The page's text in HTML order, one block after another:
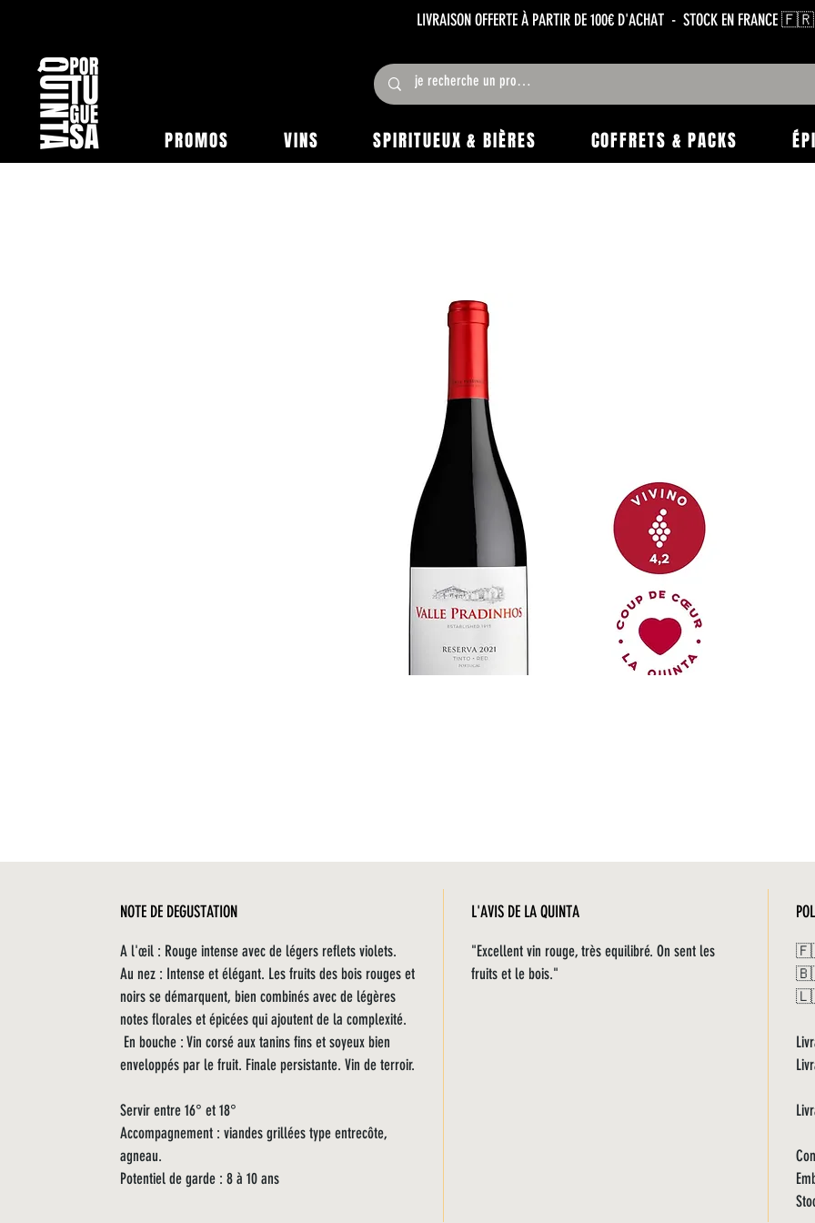
LIVRAISON OFFERTE À PARTIR DE 100€ D'ACHAT - STOCK EN FRANCE 🇫🇷
PROMOS VINS SPIRITUEUX & BIÈRES COFFRETS & PACKS
NOTE DE DEGUSTATION
A l'œil : Rouge intense avec de légers reflets violets.
Au nez : Intense et élégant. Les fruits des bois rouges et
noirs se démarquent, bien combinés avec de légères
notes florales et épicées qui ajoutent de la complexité.
En bouche : Vin corsé aux tanins fins et soyeux bien
enveloppés par le fruit. Finale persistante. Vin de terroir.
Servir entre 16° et 18°
Accompagnement : viandes grillées type entrecôte,
agneau.
Potentiel de garde : 8 à 10 ans
L'AVIS DE LA QUINTA
"Excellent vin rouge, très equilibré. On sent les
fruits et le bois."
🇱🇺